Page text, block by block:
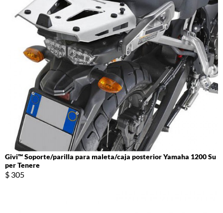
Givi™ Soporte/parilla para maleta/caja posterior Yamaha 1200 Su
per Tenere
$ 305